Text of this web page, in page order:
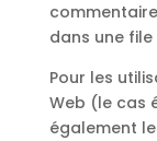
dans une
Pour les
Web (le cas
également